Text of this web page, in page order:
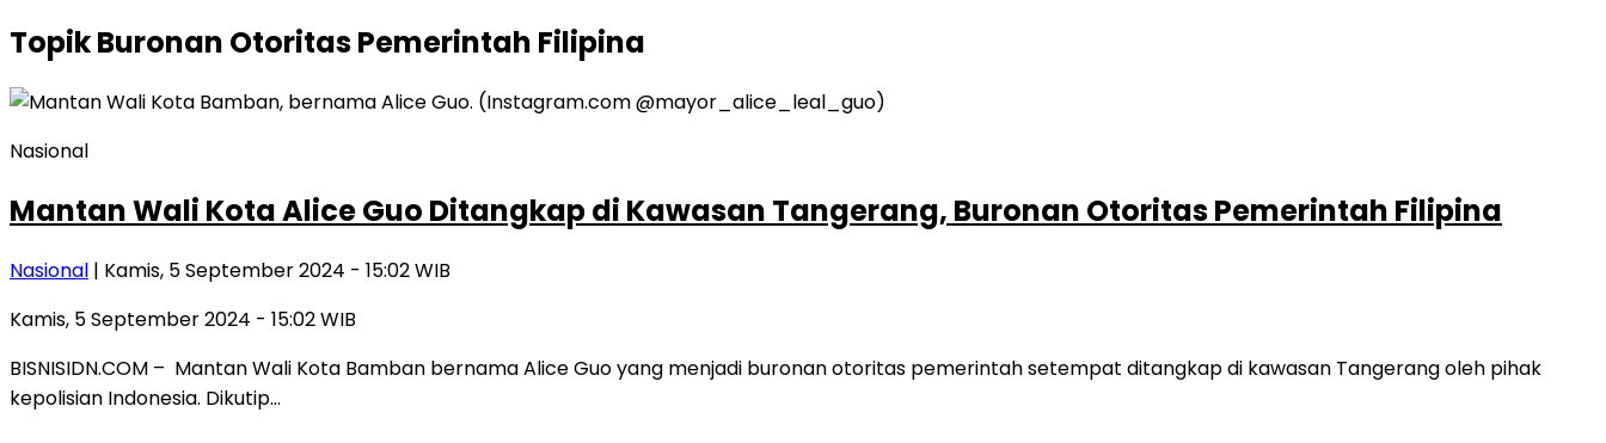
TopikBuronan Otoritas Pemerintah Filipina
Nasional
Mantan Wali Kota Alice Guo Ditangkap di Kawasan Tangerang, Buronan Otoritas Pemerintah Filipina
Nasional | Kamis, 5 September 2024 - 15:02 WIB
Kamis, 5 September 2024 - 15:02 WIB
BISNISIDN.COM – Mantan Wali Kota Bamban bernama Alice Guo yang menjadi buronan otoritas pemerintah setempat ditangkap di kawasan Tangerang oleh pihak
kepolisian Indonesia. Dikutip…